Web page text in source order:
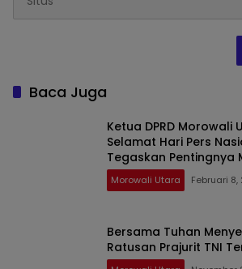
Baca Juga
Ketua DPRD Morowali
Selamat Hari Pers
Tegaskan Pentingnya
Wartawan
Morowali Utara Februari 8,
Bersama Tuhan
Ratusan Prajurit TNI